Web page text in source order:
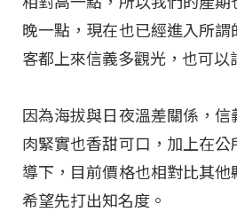
晚一點，現在也已經進入所
客都上來信義多觀光，也可以
因為海拔與日夜溫差關係，
肉緊實也香甜可口，加上在
導下，目前價格也相對比其他
希望先打出知名度。